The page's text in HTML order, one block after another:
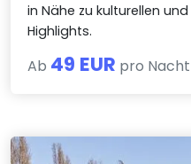
in Nähe zu kulturellen
Highlights.
Ab 49 EUR pro Nacht